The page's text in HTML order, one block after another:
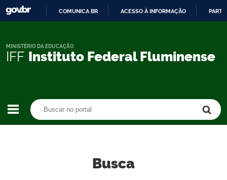
CONTEÚDO
COMUNICA BR ACESSO À INFORMAÇÃO
IFF Instituto Federal Fluminense
MINISTÉRIO DA EDUCAÇÃO
Busca